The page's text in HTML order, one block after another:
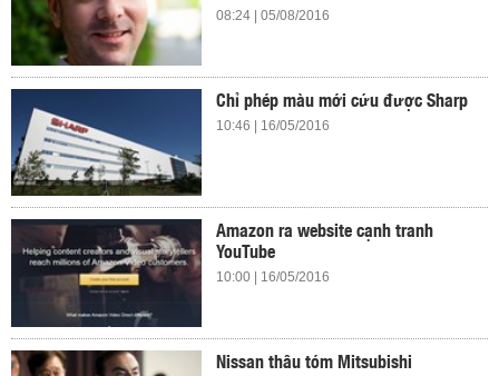
08:24 | 05/08/2016
Chỉ phép màu mới cứu được Sharp
10:46 | 16/05/2016
Amazon ra website cạnh tranh
YouTube
10:00 | 16/05/2016
Nissan thâu tóm Mitsubishi